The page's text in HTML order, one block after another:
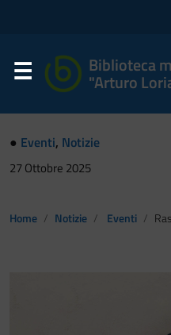
Biblioteca
"Arturo
● Eventi, Notizie
27 Ottobre 2025
Home Notizie Eventi